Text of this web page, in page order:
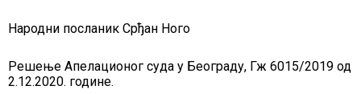
Народни посланик Срђан Ного
Решење Апелационог суда у Београду, Гж 6015/2019 од
2.12.2020. године.